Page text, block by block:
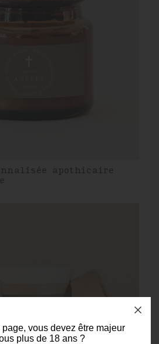
apothicaire
vous devez être majeur
plus de 18 ans ?